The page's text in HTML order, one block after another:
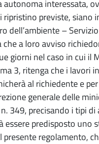
interessata,
ripristino previste,
dell’ambiente –
che a loro avviso
giorni nel caso in cui il
3, ritenga che i lavori
al richiedente e
generale delle
349, precisando i tipi
essere predisposto
presente regolamento,